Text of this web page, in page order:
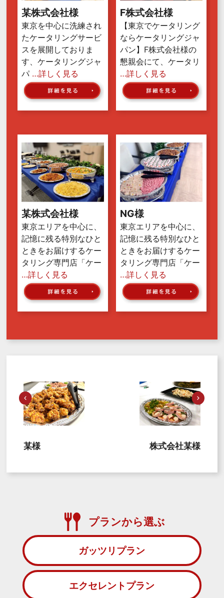
某株式会社様
東京を中心に洗練され
たケータリングサービ
スを展開しておりま
す、ケータリングジャ
パ …詳しく見る
F株式会社様
【東京でケータリング
ならケータリングジャ
パン】F株式会社様の
懇親会にて、ケータリ
…詳しく見る
某株式会社様
東京エリアを中心に、
記憶に残る特別なひと
ときをお届けするケー
タリング専門店「ケー
…詳しく見る
NG様
東京エリアを中心に、
記憶に残る特別なひと
ときをお届けするケー
タリング専門店「ケー
…詳しく見る
某様 株式会社某様
プランから選ぶ
ガッツリプラン
エクセレントプラン